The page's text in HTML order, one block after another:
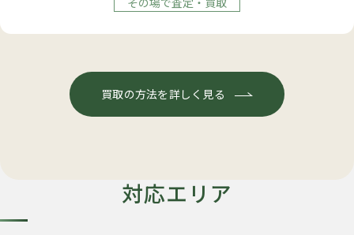
買取の方法を詳しく見る
対応エリア